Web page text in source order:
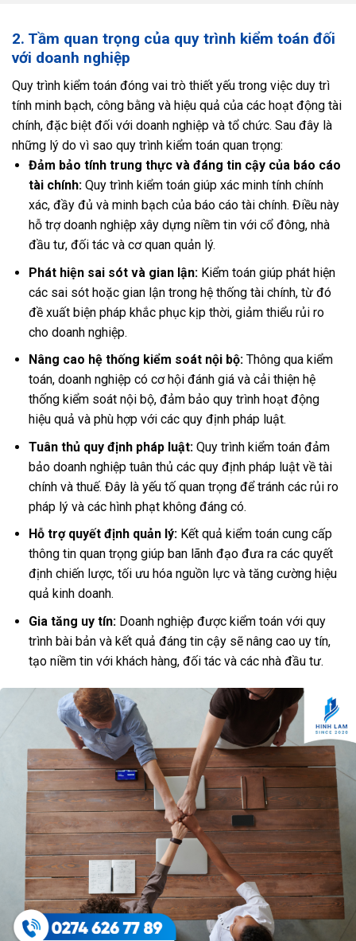
2. Tầm quan trọng của quy trình kiểm toán đối
với doanh nghiệp
Quy trình kiểm toán đóng vai trò thiết yếu trong việc duy trì
tính minh bạch, công bằng và hiệu quả của các hoạt động tài
chính, đặc biệt đối với doanh nghiệp và tổ chức. Sau đây là
những lý do vì sao quy trình kiểm toán quan trọng:
Đảm bảo tính trung thực và đáng tin cậy của báo cáo
tài chính: Quy trình kiểm toán giúp xác minh tính chính
xác, đầy đủ và minh bạch của báo cáo tài chính. Điều này
hỗ trợ doanh nghiệp xây dựng niềm tin với cổ đông, nhà
đầu tư, đối tác và cơ quan quản lý.
Phát hiện sai sót và gian lận: Kiểm toán giúp phát hiện
các sai sót hoặc gian lận trong hệ thống tài chính, từ đó
đề xuất biện pháp khắc phục kịp thời, giảm thiểu rủi ro
cho doanh nghiệp.
Nâng cao hệ thống kiểm soát nội bộ: Thông qua kiểm
toán, doanh nghiệp có cơ hội đánh giá và cải thiện hệ
thống kiểm soát nội bộ, đảm bảo quy trình hoạt động
hiệu quả và phù hợp với các quy định pháp luật.
Tuân thủ quy định pháp luật: Quy trình kiểm toán đảm
bảo doanh nghiệp tuân thủ các quy định pháp luật về tài
chính và thuế. Đây là yếu tố quan trọng để tránh các rủi ro
pháp lý và các hình phạt không đáng có.
Hỗ trợ quyết định quản lý: Kết quả kiểm toán cung cấp
thông tin quan trọng giúp ban lãnh đạo đưa ra các quyết
định chiến lược, tối ưu hóa nguồn lực và tăng cường hiệu
quả kinh doanh.
Gia tăng uy tín: Doanh nghiệp được kiểm toán với quy
trình bài bản và kết quả đáng tin cậy sẽ nâng cao uy tín,
tạo niềm tin với khách hàng, đối tác và các nhà đầu tư.